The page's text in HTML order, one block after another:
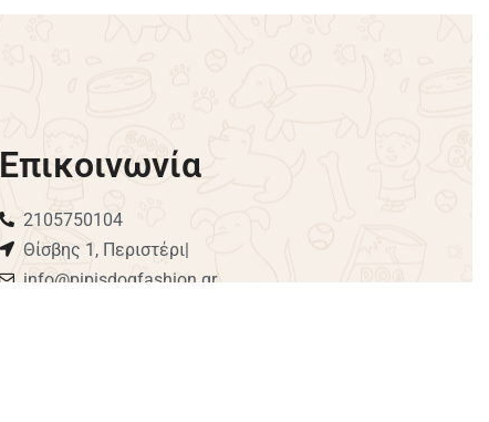
Επιλογή
Επικοινωνία
2105750104
Θίσβης 1, Περιστέρι|
info@pipisdogfashion.gr